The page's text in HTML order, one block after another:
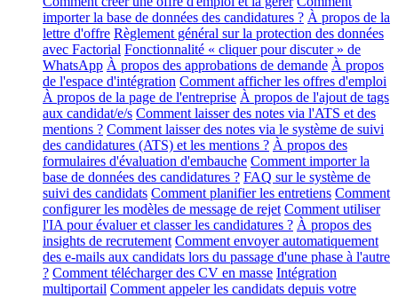
importer la base de données des candidatures ? À propos de la
lettre d'offre Règlement général sur la protection des données
avec Factorial Fonctionnalité « cliquer pour discuter » de
WhatsApp À propos des approbations de demande À propos
de l'espace d'intégration Comment afficher les offres d'emploi
À propos de la page de l'entreprise À propos de l'ajout de tags
aux candidat/e/s Comment laisser des notes via l'ATS et des
mentions ? Comment laisser des notes via le système de suivi
des candidatures (ATS) et les mentions ? À propos des
formulaires d'évaluation d'embauche Comment importer la
base de données des candidatures ? FAQ sur le système de
suivi des candidats Comment planifier les entretiens Comment
configurer les modèles de message de rejet Comment utiliser
l'IA pour évaluer et classer les candidatures ? À propos des
insights de recrutement Comment envoyer automatiquement
des e-mails aux candidats lors du passage d'une phase à l'autre
? Comment télécharger des CV en masse Intégration
multiportail Comment appeler les candidats depuis votre